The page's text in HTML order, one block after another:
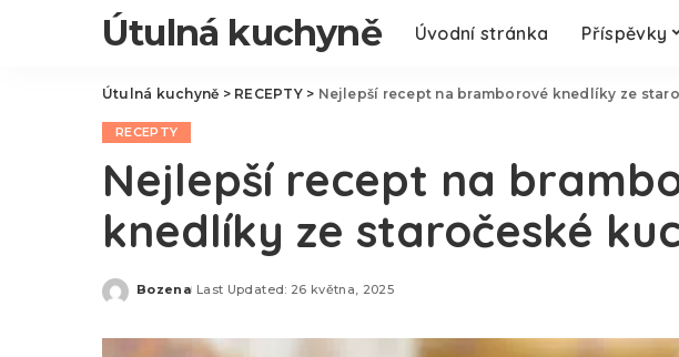
Útulná kuchyně Úvodní stránka Příspěvky
Útulná kuchyně > RECEPTY> Nejlepší recept na bramborové knedlíky ze
RECEPTY
Nejlepší recept na
knedlíky ze staročeské
Posted
Bozena Last Updated: 26 května, 2025